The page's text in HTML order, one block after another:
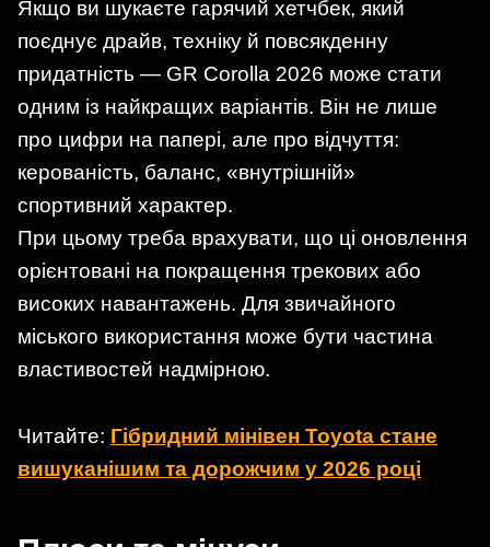
Якщо ви шукаєте гарячий хетчбек, який
поєднує драйв, техніку й повсякденну
придатність — GR Corolla 2026 може стати
одним із найкращих варіантів. Він не лише
про цифри на папері, але про відчуття:
керованість, баланс, «внутрішній»
спортивний характер.
При цьому треба врахувати, що ці оновлення
орієнтовані на покращення трекових або
високих навантажень. Для звичайного
міського використання може бути частина
властивостей надмірною.
Читайте: Гібридний мінівен Toyota стане
вишуканішим та дорожчим у 2026 році